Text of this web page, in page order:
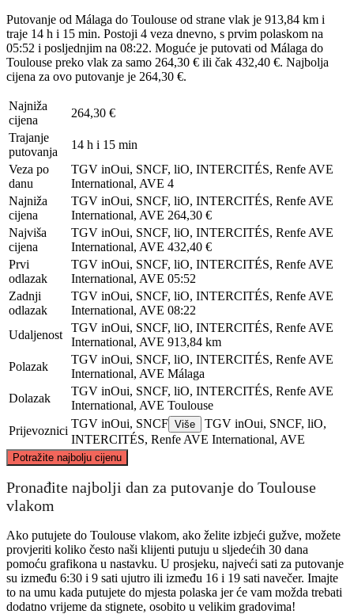
Putovanje od Málaga do Toulouse od strane vlak je 913,84 km i
traje 14 h i 15 min. Postoji 4 veza dnevno, s prvim polaskom na
05:52 i posljednjim na 08:22. Moguće je putovati od Málaga do
Toulouse preko vlak za samo 264,30 € ili čak 432,40 €. Najbolja
cijena za ovo putovanje je 264,30 €.
Najniža
cijena
264,30 €
Trajanje
putovanja
14 h i 15 min
Veza po
danu
TGV inOui, SNCF, liO, INTERCITÉS, Renfe AVE
International, AVE 4
Najniža
cijena
TGV inOui, SNCF, liO, INTERCITÉS, Renfe AVE
International, AVE 264,30 €
Najviša
cijena
TGV inOui, SNCF, liO, INTERCITÉS, Renfe AVE
International, AVE 432,40 €
Prvi
odlazak
TGV inOui, SNCF, liO, INTERCITÉS, Renfe AVE
International, AVE 05:52
Zadnji
odlazak
TGV inOui, SNCF, liO, INTERCITÉS, Renfe AVE
International, AVE 08:22
Udaljenost
TGV inOui, SNCF, liO, INTERCITÉS, Renfe AVE
International, AVE 913,84 km
Polazak
TGV inOui, SNCF, liO, INTERCITÉS, Renfe AVE
International, AVE Málaga
Dolazak
TGV inOui, SNCF, liO, INTERCITÉS, Renfe AVE
International, AVE Toulouse
Prijevoznici
TGV inOui, SNCF Više
TGV inOui, SNCF, liO,
INTERCITÉS, Renfe AVE International, AVE
Potražite najbolju cijenu
© CARTO, ©OpenStreetMap contributors
Pronađite najbolji dan za putovanje do Toulouse
vlakom
Ako putujete do Toulouse vlakom, ako želite izbjeći gužve, možete
provjeriti koliko često naši klijenti putuju u sljedećih 30 dana
pomoću grafikona u nastavku. U prosjeku, najveći sati za putovanje
su između 6:30 i 9 sati ujutro ili između 16 i 19 sati navečer. Imajte
to na umu kada putujete do mjesta polaska jer će vam možda trebati
dodatno vrijeme da stignete, osobito u velikim gradovima!